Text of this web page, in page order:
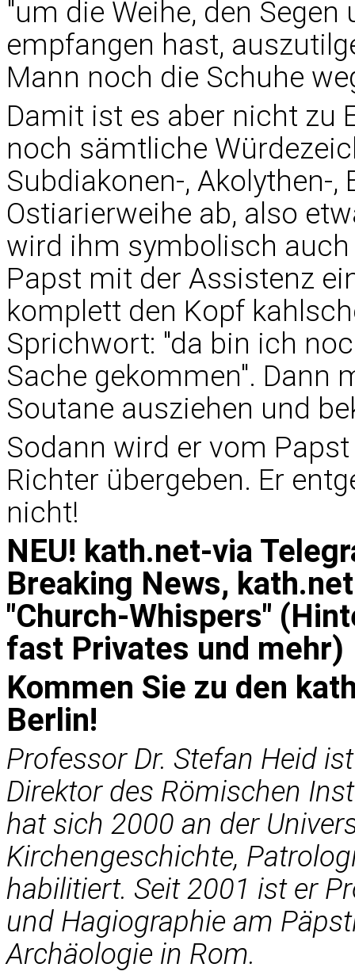
"um die Weihe, den
empfangen hast,
Mann noch die Schuhe
Damit ist es aber nicht zu
noch sämtliche
Subdiakonen-, Akolythen-,
Ostiarierweihe ab, also
wird ihm symbolisch
Papst mit der Assistenz
komplett den Kopf
Sprichwort: "da bin ich
Sache gekommen". Dann
Soutane ausziehen und
Sodann wird er vom
Richter übergeben. Er
nicht!
NEU! kath.net-via
Breaking News,
"Church-Whispers"
fast Privates und mehr)
Kommen Sie zu den
Berlin!
Professor Dr. Stefan Heid
Direktor des Römischen
hat sich 2000 an der
Kirchengeschichte,
habilitiert. Seit 2001 ist er
und Hagiographie am
Archäologie in Rom.